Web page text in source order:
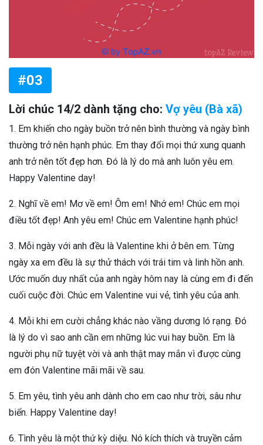
#03
Lời chúc 14/2 dành tặng cho: Vợ yêu (Bà xã)
1. Em khiến cho ngày buồn trở nên bình thường và ngày bình
thường trở nên hạnh phúc. Em thay đổi mọi thứ xung quanh
anh trở nên tốt đẹp hơn. Đó là lý do mà anh luôn yêu em.
Happy Valentine day!
2. Nghĩ về em! Mơ về em! Ôm em! Nhớ em! Chúc em mọi
điều tốt đẹp! Anh yêu em! Chúc em Valentine hạnh phúc!
3. Mỗi ngày với anh đều là Valentine khi ở bên em. Từng
ngày xa em đều là sự thử thách với trái tim và linh hồn anh.
Ước muốn duy nhất của anh ngày hôm nay là cùng em đi đến
cuối cuộc đời. Chúc em Valentine vui vẻ, tình yêu của anh.
4. Mỗi khi em cười chẳng khác nào vầng dương ló rạng. Đó
là lý do vì sao anh cần em những lúc vui hay buồn. Em là
người phụ nữ tuyệt vời và anh thật may mắn vì được cùng
em đón Valentine mãi mãi về sau.
5. Em yêu, tình yêu anh dành cho em cao như trời, sâu như
biển. Happy Valentine day!
6. Tình yêu là một thứ kỳ diệu. Nó kích thích và truyền cảm